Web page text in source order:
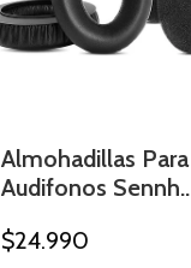
Almohadillas Para
Audifonos Sennh..
$24.990